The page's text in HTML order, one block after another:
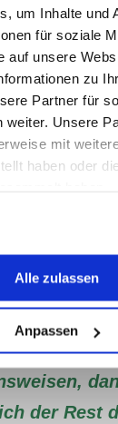
um Inhalte und
für soziale
auf unsere
zu
Partner für
weiter. Unsere
mit
haben oder
Alle zulassen
Anpassen
oft auch die
sehr
und
soziale
für
der Rest